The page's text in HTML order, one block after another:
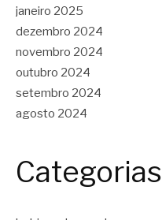
janeiro 2025
dezembro 2024
novembro 2024
outubro 2024
setembro 2024
agosto 2024
Categorias